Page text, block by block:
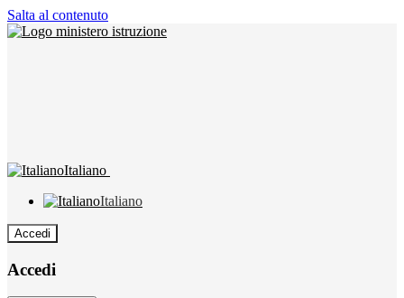
Salta al contenuto
Italiano
Italiano
Accedi
Accedi